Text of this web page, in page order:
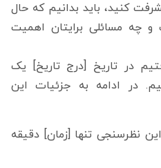
کنید، باید بدانیم که حال
چه مسائلی برایتان اهمیت
در تاریخ [درج تاریخ] یک
در ادامه به جزئيات این
نظرسنجی تنها [زمان] دقیقه